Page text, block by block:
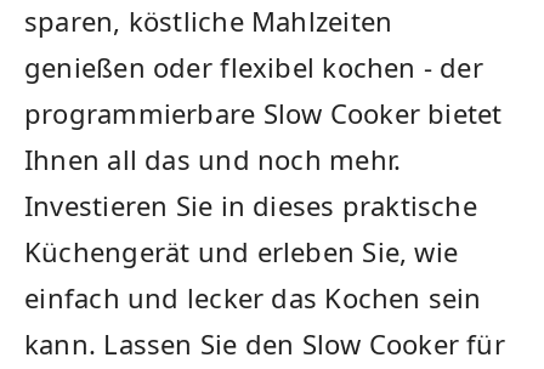
sparen, köstliche‍ Mahlzeiten
genießen oder ⁤flexibel‌ kochen - der
programmierbare Slow Cooker bietet
Ihnen all das und noch‍ mehr.
Investieren Sie in dieses ‍praktische
Küchengerät‌ und ‍erleben ​Sie, ​wie
⁤einfach‌ und lecker das Kochen sein
kann. Lassen Sie den Slow Cooker für